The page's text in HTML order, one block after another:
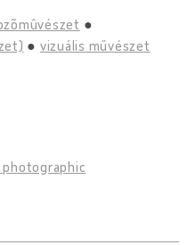
vizuális művészet
photographic